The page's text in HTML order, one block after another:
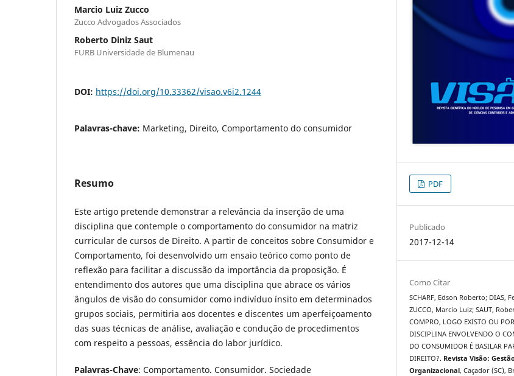
Marcio Luiz Zucco
Zucco Advogados Associados
Roberto Diniz Saut
FURB Universidade de Blumenau
DOI: https://doi.org/10.33362/visao.v6i2.1244
Palavras-chave: Marketing, Direito, Comportamento do consumidor
Resumo
Este artigo pretende demonstrar a relevância da inserção de uma
disciplina que contemple o comportamento do consumidor na matriz
curricular de cursos de Direito. A partir de conceitos sobre Consumidor e
Comportamento, foi desenvolvido um ensaio teórico como ponto de
reflexão para facilitar a discussão da importância da proposição. É
entendimento dos autores que uma disciplina que abrace os vários
ângulos de visão do consumidor como indivíduo ínsito em determinados
grupos sociais, permitiria aos docentes e discentes um aperfeiçoamento
das suas técnicas de análise, avaliação e condução de procedimentos
com respeito a pessoas, essência do labor jurídico.
Palavras-Chave: Comportamento. Consumidor. Sociedade
PDF
Publicado
2017-12-14
Como Citar
SCHARF, Edson Roberto; DIAS,
ZUCCO, Marcio Luiz; SAUT,
COMPRO, LOGO EXISTO OU
DISCIPLINA ENVOLVENDO O
DO CONSUMIDOR É BASILAR
DIREITO?. Revista Visão:
Organizacional, Caçador (SC),